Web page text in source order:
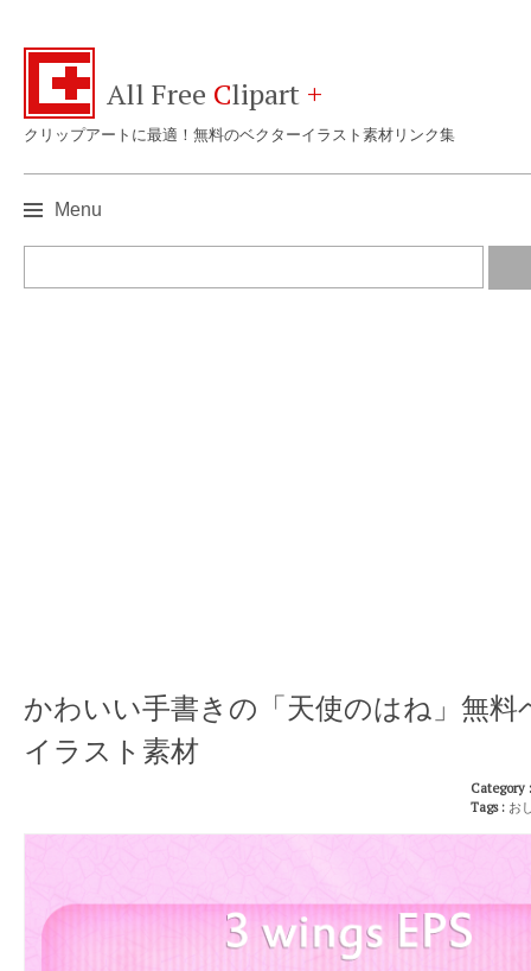
All Free Clipart +
クリップアートに最適！無料のベクターイラスト素材リンク集
Menu
かわいい手書きの「天使のはね」無料
イラスト素材
Category
Tags : お